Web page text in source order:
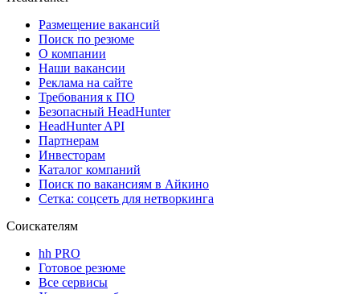
Размещение вакансий
Поиск по резюме
О компании
Наши вакансии
Реклама на сайте
Требования к ПО
Безопасный HeadHunter
HeadHunter API
Партнерам
Инвесторам
Каталог компаний
Поиск по вакансиям в Айкино
Сетка: соцсеть для нетворкинга
Соискателям
hh PRO
Готовое резюме
Все сервисы